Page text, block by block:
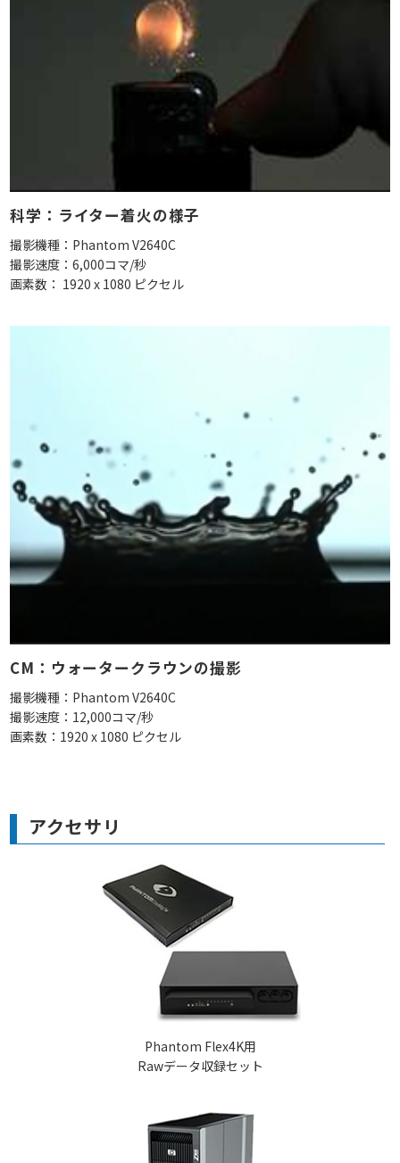
科学：ライター着火の様子
撮影機種：Phantom V2640C
撮影速度：6,000コマ/秒
画素数： 1920 x 1080 ピクセル
CM：ウォータークラウンの撮影
撮影機種：Phantom V2640C
撮影速度：12,000コマ/秒
画素数：1920 x 1080 ピクセル
アクセサリ
Phantom Flex4K用
Rawデータ収録セット